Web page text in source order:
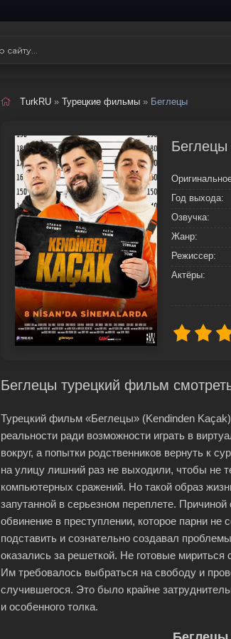
TurkRU » Турецкие фильмы » Беглецы
Год выхода:
Озвучка:
Жанр:
Режиссер:
Актёры:
Беглецы турецкий фильм
Турецкий фильм «Беглецы» (Kendinden
реальности ради возможности играть в
вокруг, а попытки родственников вернуть к
на улицу лишний раз не выходили, чтобы не
компьютерных сражений. Но такой образ
запутанной в серьезном переплете.
обвинение в преступлении, которое парни
подставить и сознательно создавал
оказались за решеткой. Не готовые
Им требовалось выбраться на свободу и
случившегося. Это было крайне
и особенного толка.